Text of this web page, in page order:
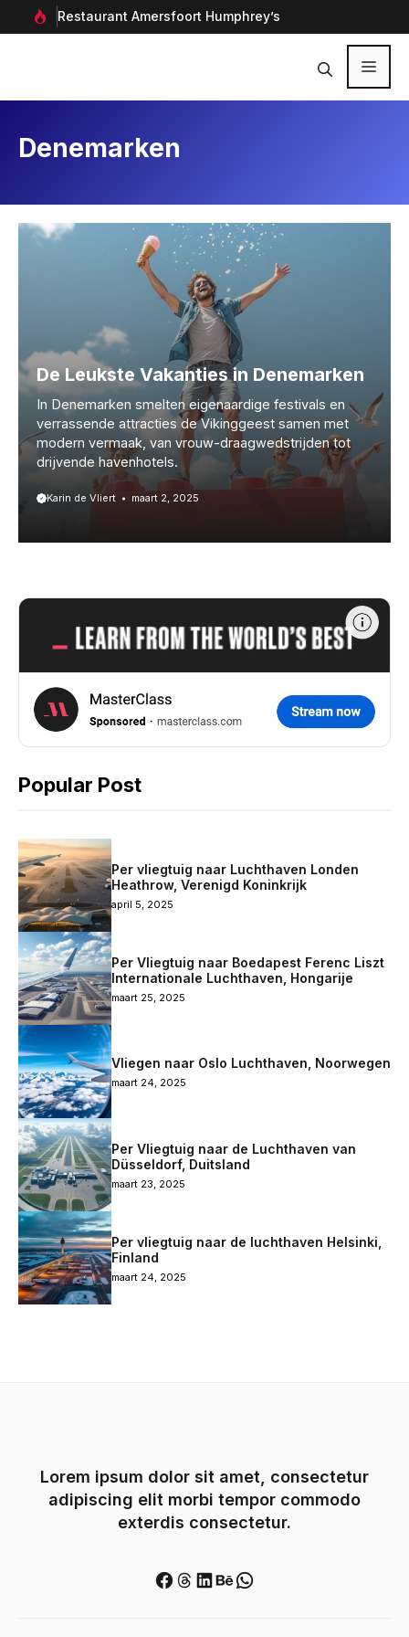
naar
Restaurant Amersfoort Humphrey’s
Denemarken
De Leukste Vakanties in Denemarken
In Denemarken smelten eigenaardige festivals en
verrassende attracties de Vikinggeest samen met
modern vermaak, van vrouw-draagwedstrijden tot
drijvende havenhotels.
Karin de Vliert maart 2, 2025
Popular Post
Per vliegtuig naar Luchthaven Londen
Heathrow, Verenigd Koninkrijk
april 5, 2025
Per Vliegtuig naar Boedapest Ferenc Liszt
Internationale Luchthaven, Hongarije
maart 25, 2025
Vliegen naar Oslo Luchthaven, Noorwegen
maart 24, 2025
Per Vliegtuig naar de Luchthaven van
Düsseldorf, Duitsland
maart 23, 2025
Per vliegtuig naar de luchthaven Helsinki,
Finland
maart 24, 2025
Lorem ipsum dolor sit amet, consectetur
adipiscing elit morbi tempor commodo
exterdis consectetur.
Facebook
Threads
LinkedIn
Behance
WhatsApp